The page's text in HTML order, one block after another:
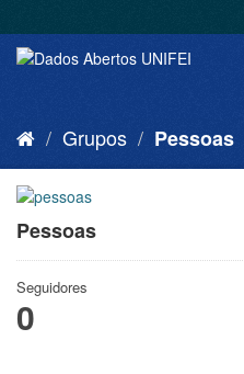
Grupos Pessoas
Pessoas
Seguidores
0